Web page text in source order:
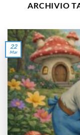
ARCHIVIO
22
Mar